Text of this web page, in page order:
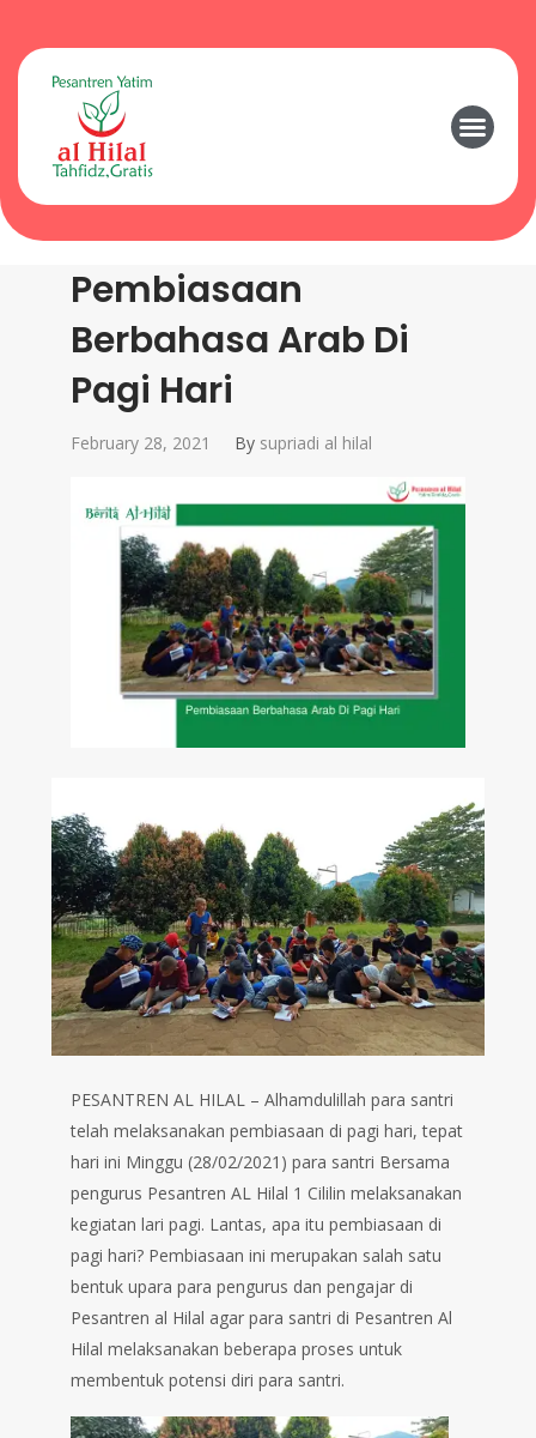
Pembiasaan
Berbahasa Arab Di
Pagi Hari
February 28, 2021 By supriadi al hilal
PESANTREN AL HILAL – Alhamdulillah para santri
telah melaksanakan pembiasaan di pagi hari, tepat
hari ini Minggu (28/02/2021) para santri Bersama
pengurus Pesantren AL Hilal 1 Cililin melaksanakan
kegiatan lari pagi. Lantas, apa itu pembiasaan di
pagi hari? Pembiasaan ini merupakan salah satu
bentuk upara para pengurus dan pengajar di
Pesantren al Hilal agar para santri di Pesantren Al
Hilal melaksanakan beberapa proses untuk
membentuk potensi diri para santri.